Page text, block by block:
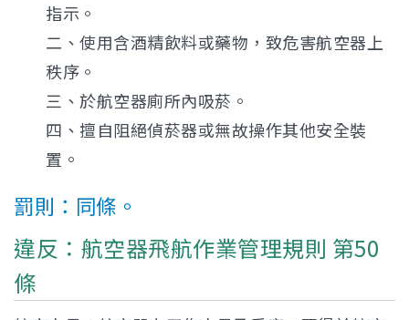
指示。
二、使用含酒精飲料或藥物，致危害航空器上
秩序。
三、於航空器廁所內吸菸。
四、擅自阻絕偵菸器或無故操作其他安全裝
置。
罰則：同條。
違反：航空器飛航作業管理規則 第50
條